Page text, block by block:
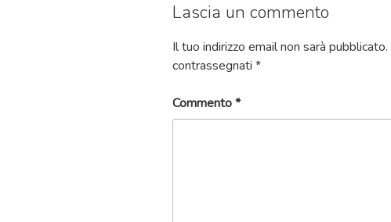
Lascia un commento
Il tuo indirizzo email non sarà pubblicato.
contrassegnati *
Commento*